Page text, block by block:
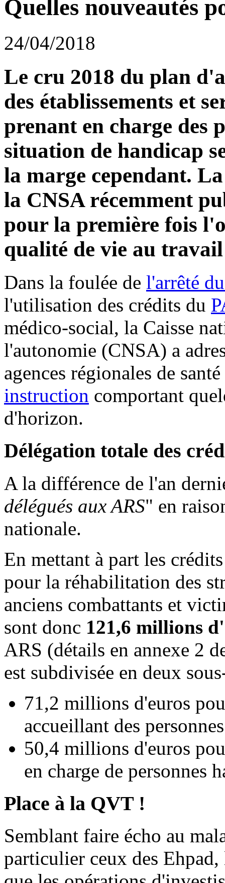
Quelles nouveautés
24/04/2018
Le cru 2018 du plan
des établissements et
prenant en charge des
situation de handicap
la marge cependant.
la CNSA récemment
pour la première fois
qualité de vie au
Dans la foulée de l'arrêté
l'utilisation des crédits du
médico-social, la Caisse
l'autonomie (CNSA) a
agences régionales de
instruction comportant
d'horizon.
Délégation totale des
A la différence de l'an
délégués aux ARS" en
nationale.
En mettant à part les
pour la réhabilitation des
anciens combattants et
sont donc 121,6 millions
ARS (détails en annexe 2
est subdivisée en deux
71,2 millions d'euros
accueillant des
50,4 millions d'euros
en charge de personnes
Place à la QVT !
Semblant faire écho au
particulier ceux des